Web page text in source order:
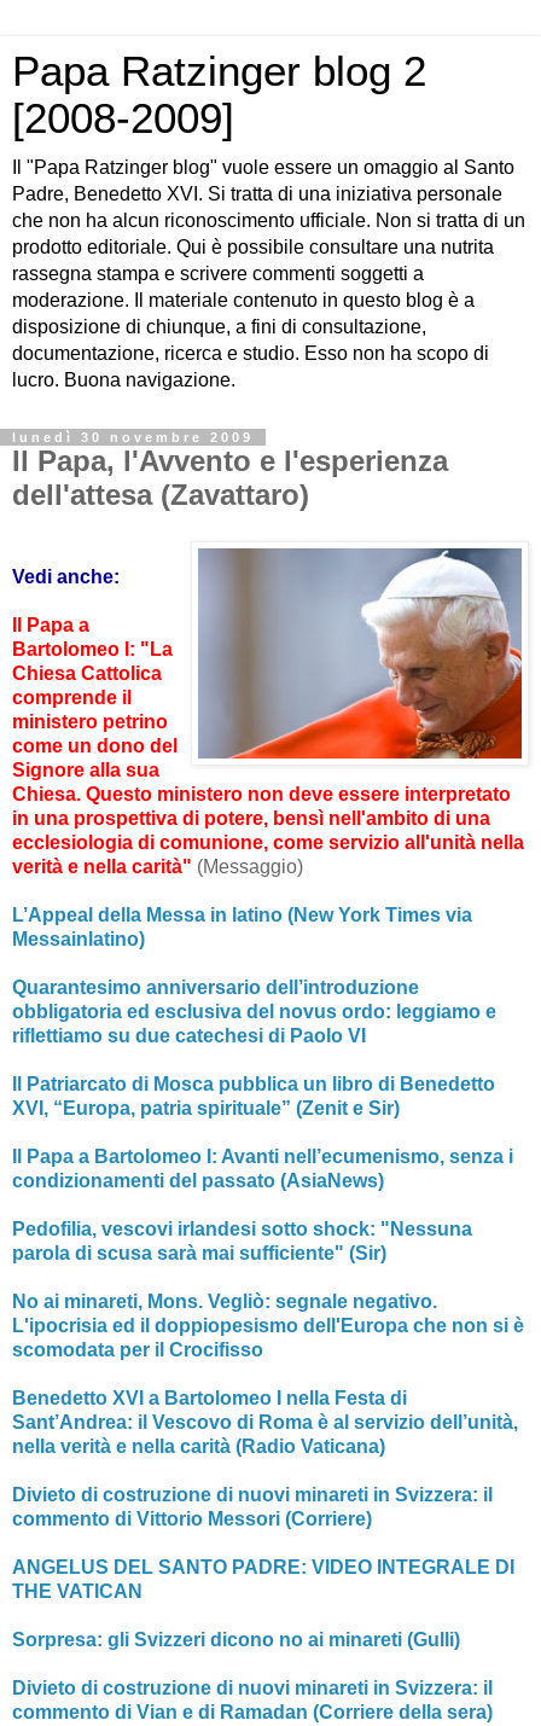
Papa Ratzinger blog 2
[2008-2009]
Il "Papa Ratzinger blog" vuole essere un omaggio al Santo
Padre, Benedetto XVI. Si tratta di una iniziativa personale
che non ha alcun riconoscimento ufficiale. Non si tratta di un
prodotto editoriale. Qui è possibile consultare una nutrita
rassegna stampa e scrivere commenti soggetti a
moderazione. Il materiale contenuto in questo blog è a
disposizione di chiunque, a fini di consultazione,
documentazione, ricerca e studio. Esso non ha scopo di
lucro. Buona navigazione.
lunedì 30 novembre 2009
Il Papa, l'Avvento e l'esperienza
dell'attesa (Zavattaro)
Vedi anche:
Il Papa a
Bartolomeo I: "La
Chiesa Cattolica
comprende il
ministero petrino
come un dono del
Signore alla sua
Chiesa. Questo ministero non deve essere interpretato
in una prospettiva di potere, bensì nell'ambito di una
ecclesiologia di comunione, come servizio all'unità nella
verità e nella carità" (Messaggio)
L’Appeal della Messa in latino (New York Times via
Messainlatino)
Quarantesimo anniversario dell’introduzione
obbligatoria ed esclusiva del novus ordo: leggiamo e
riflettiamo su due catechesi di Paolo VI
Il Patriarcato di Mosca pubblica un libro di Benedetto
XVI, “Europa, patria spirituale” (Zenit e Sir)
Il Papa a Bartolomeo I: Avanti nell’ecumenismo, senza i
condizionamenti del passato (AsiaNews)
Pedofilia, vescovi irlandesi sotto shock: "Nessuna
parola di scusa sarà mai sufficiente" (Sir)
No ai minareti, Mons. Vegliò: segnale negativo.
L'ipocrisia ed il doppiopesismo dell'Europa che non si è
scomodata per il Crocifisso
Benedetto XVI a Bartolomeo I nella Festa di
Sant’Andrea: il Vescovo di Roma è al servizio dell’unità,
nella verità e nella carità (Radio Vaticana)
Divieto di costruzione di nuovi minareti in Svizzera: il
commento di Vittorio Messori (Corriere)
ANGELUS DEL SANTO PADRE: VIDEO INTEGRALE DI
THE VATICAN
Sorpresa: gli Svizzeri dicono no ai minareti (Gulli)
Divieto di costruzione di nuovi minareti in Svizzera: il
commento di Vian e di Ramadan (Corriere della sera)